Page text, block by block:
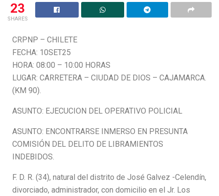
23
SHARES
CRPNP – CHILETE
FECHA: 10SET25
HORA: 08:00 – 10:00 HORAS
LUGAR: CARRETERA – CIUDAD DE DIOS – CAJAMARCA.
(KM 90).
ASUNTO: EJECUCION DEL OPERATIVO POLICIAL
ASUNTO: ENCONTRARSE INMERSO EN PRESUNTA
COMISIÓN DEL DELITO DE LIBRAMIENTOS
INDEBIDOS.
F. D. R. (34), natural del distrito de José Galvez -Celendín,
divorciado, administrador, con domicilio en el Jr. Los